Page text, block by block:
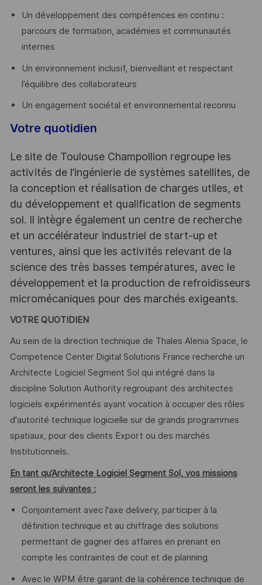
Un développement des compétences en continu :
parcours de formation, académies et communautés
internes
Un environnement inclusif, bienveillant et respectant
l’équilibre des collaborateurs
Un engagement sociétal et environnemental reconnu
Votre quotidien
Le site de Toulouse Champollion regroupe les
activités de l’ingénierie de systèmes satellites, de
la conception et réalisation de charges utiles, et
du développement et qualification de segments
sol. Il intègre également un centre de recherche
et un accélérateur industriel de start-up et
ventures, ainsi que les activités relevant de la
science des très basses températures, avec le
développement et la production de refroidisseurs
micromécaniques pour des marchés exigeants.
VOTRE QUOTIDIEN
Au sein de la direction technique de Thales Alenia Space, le
Competence Center Digital Solutions France recherche un
Architecte Logiciel Segment Sol qui intégré dans la
discipline Solution Authority regroupant des architectes
logiciels expérimentés ayant vocation à occuper des rôles
d'autorité technique logicielle sur de grands programmes
spatiaux, pour des clients Export ou des marchés
Institutionnels.
En tant qu’Architecte Logiciel Segment Sol, vos missions
seront les suivantes :
Conjointement avec l'axe delivery, participer à la
définition technique et au chiffrage des solutions
permettant de gagner des affaires en prenant en
compte les contraintes de cout et de planning
Avec le WPM être garant de la cohérence technique de